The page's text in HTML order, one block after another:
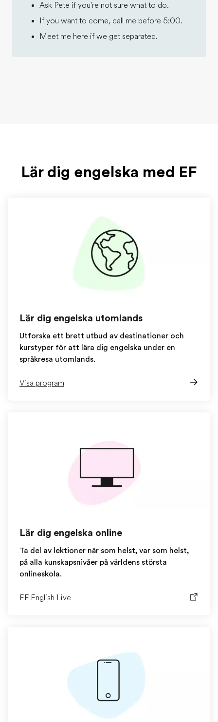
Ask Pete if you're not sure what to do.
If you want to come, call me before 5:00.
Meet me here if we get separated.
Lär dig engelska med EF
Lär dig engelska utomlands
Utforska ett brett utbud av destinationer och
kurstyper för att lära dig engelska under en
språkresa utomlands.
Visa program
Lär dig engelska online
Ta del av lektioner när som helst, var som helst,
på alla kunskapsnivåer på världens största
onlineskola.
EF English Live